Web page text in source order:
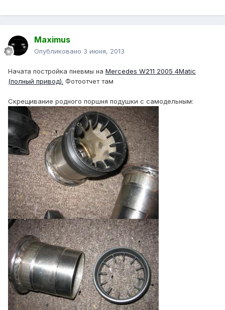
Maximus
Опубликовано 3 июня, 2013
Начата постройка пневмы на Mercedes W211 2005 4Matic
(полный привод). Фотоотчет там
Скрещивание родного поршня подушки с самодельным: